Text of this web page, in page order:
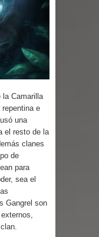
Prodigo
la Camarilla
e
una
el resto de la
clanes
de
para
sea el
Gangrel son